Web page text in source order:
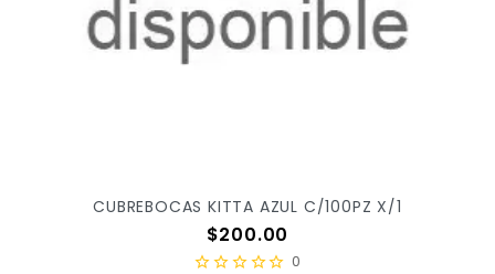
CUBREBOCAS KITTA AZUL C/100PZ X/1
Precio
$200.00
0